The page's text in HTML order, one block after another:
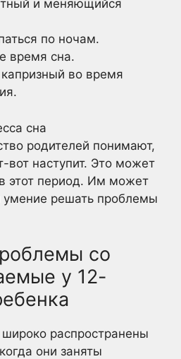
и меняющийся
по ночам.
время сна.
во время
сна
родителей понимают,
вот наступит. Это может
этот период. Им может
умение решать проблемы
со
у 12-
распространены
они заняты